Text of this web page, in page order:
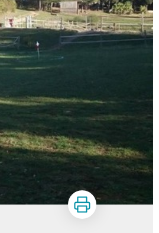
Imprimer